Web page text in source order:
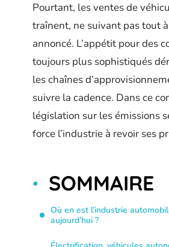
Pourtant, les ventes de
traînent, ne suivant pas tout
annoncé. L’appétit pour des
toujours plus sophistiqués
les chaînes
suivre la cadence. Dans ce
législation sur les émissions
force l’industrie à revoir ses
SOMMAIRE
Où en est l’industrie
aujourd’hui ?